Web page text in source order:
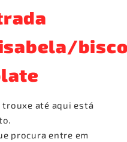
trouxe até aqui está
procura entre em